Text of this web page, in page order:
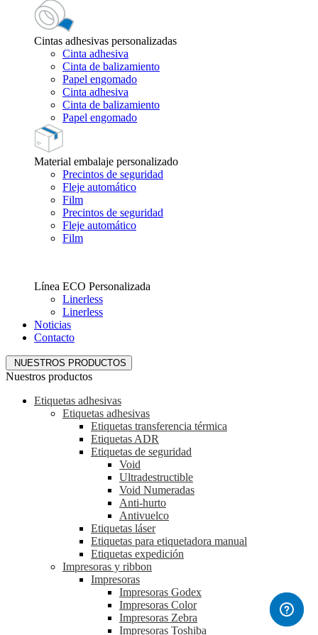
Cintas adhesivas personalizadas
Cinta adhesiva
Cinta de balizamiento
Papel engomado
Cinta adhesiva
Cinta de balizamiento
Papel engomado
Material embalaje personalizado
Precintos de seguridad
Fleje automático
Film
Precintos de seguridad
Fleje automático
Film
Línea ECO Personalizada
Linerless
Linerless
Noticias
Contacto
NUESTROS PRODUCTOS
Nuestros productos
Etiquetas adhesivas
Etiquetas adhesivas
Etiquetas transferencia térmica
Etiquetas ADR
Etiquetas de seguridad
Void
Ultradestructible
Void Numeradas
Anti-hurto
Antivuelco
Etiquetas láser
Etiquetas para etiquetadora manual
Etiquetas expedición
Impresoras y ribbon
Impresoras
Impresoras Godex
Impresoras Color
Impresoras Zebra
Impresoras Toshiba